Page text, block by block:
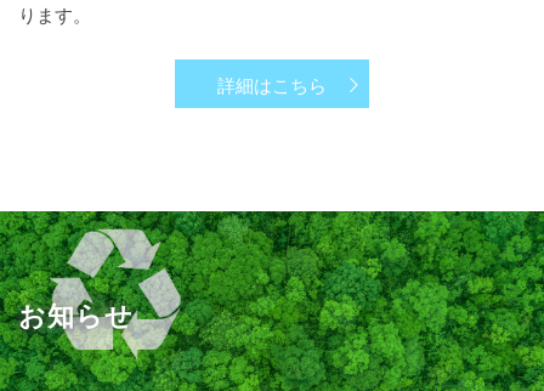
ります。
詳細はこちら
お知らせ